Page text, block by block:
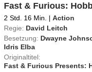
Fast & Furious:
2 Std. 16 Min. | Action
Regie: David Leitch
Besetzung: Dwayne
Idris Elba
Originaltitel:
Fast & Furious Presents: